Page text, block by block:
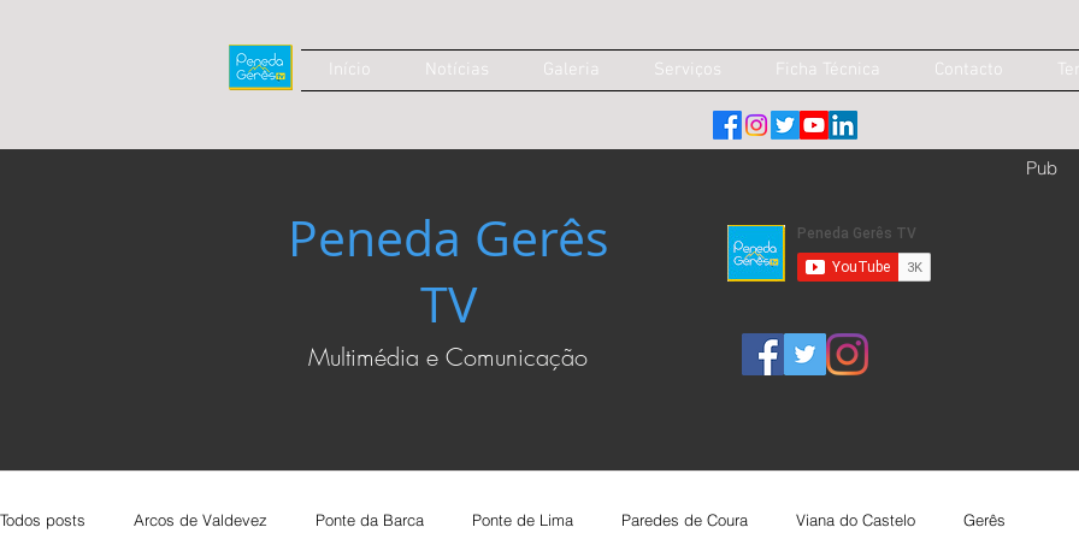
Início Notícias Galeria Serviços Ficha Técnica Contacto
Peneda Gerês
TV
Multimédia e Comunicação
Pub
Todos posts Arcos de Valdevez Ponte da Barca Ponte de Lima Paredes de Coura Viana do Castelo Gerês